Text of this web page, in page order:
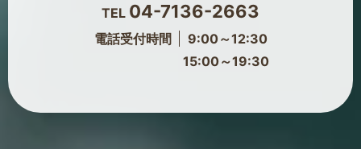
TEL 04-7136-2663
電話受付時間
9:00～12:30
15:00～19:30